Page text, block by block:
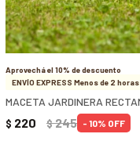
Aprovechá el 10% de descuento
ENVÍO EXPRESS Menos de 2 horas
$ 220 $245 10